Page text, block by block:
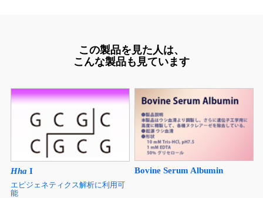
この製品を見た人は、
こんな製品も見ています
Hha I
エピジェネティクス解析に利用可
能
Bovine Serum Albumin